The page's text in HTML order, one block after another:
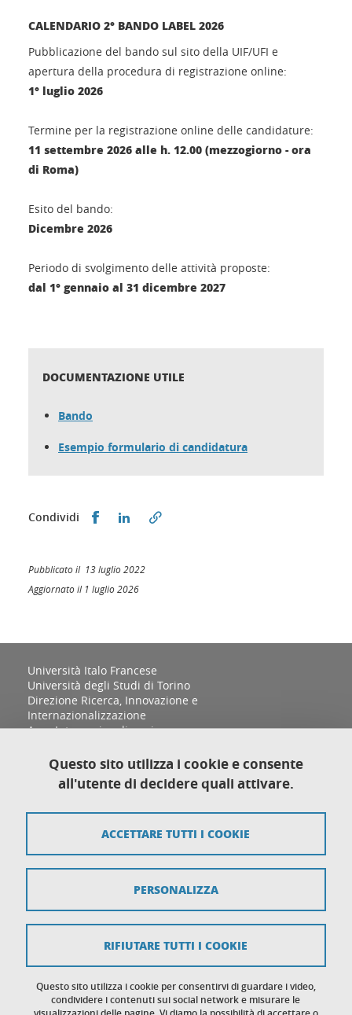
CALENDARIO 2° BANDO LABEL 2026
Pubblicazione del bando sul sito della UIF/UFI e
apertura della procedura di registrazione online:
1° luglio 2026
Termine per la registrazione online delle candidature:
11 settembre 2026 alle h. 12.00 (mezzogiorno - ora
di Roma)
Esito del bando:
Dicembre 2026
Periodo di svolgimento delle attività proposte:
dal 1° gennaio al 31 dicembre 2027
DOCUMENTAZIONE UTILE
Bando
Esempio formulario di candidatura
Condividi Condividi su Facebook
Condividi su LinkedIn
Pubblicato il 13 luglio 2022
Aggiornato il 1 luglio 2026
Università Italo Francese
Università degli Studi di Torino
Direzione Ricerca, Innovazione e
Internazionalizzazione
Area Internazionalizzazione
allo Sviluppo
Complesso Aldo Moro, Palazzina D
Via Sant'Ottavio 12/B
Mappa del sito
Note legali
Protezione dei dati personali
Cookies
Questo sito utilizza i cookie e consente
all'utente di decidere quali attivare.
Questo sito utilizza i cookie per consentirvi di guardare i video,
condividere i contenuti sui social network e misurare le
ACCETTARE TUTTI I COOKIE
RIFIUTARE TUTTI I COOKIE
PERSONALIZZA